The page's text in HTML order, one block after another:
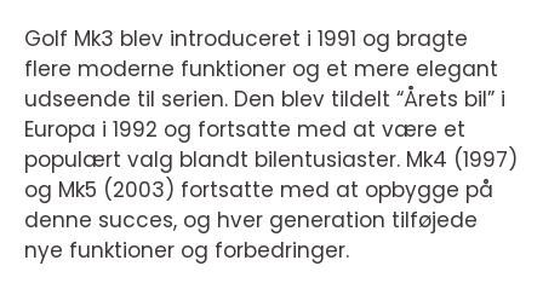
Golf Mk3 blev introduceret i 1991 og bragte
flere moderne funktioner og et mere elegant
udseende til serien. Den blev tildelt “Årets bil” i
Europa i 1992 og fortsatte med at være et
populært valg blandt bilentusiaster. Mk4 (1997)
og Mk5 (2003) fortsatte med at opbygge på
denne succes, og hver generation tilføjede
nye funktioner og forbedringer.